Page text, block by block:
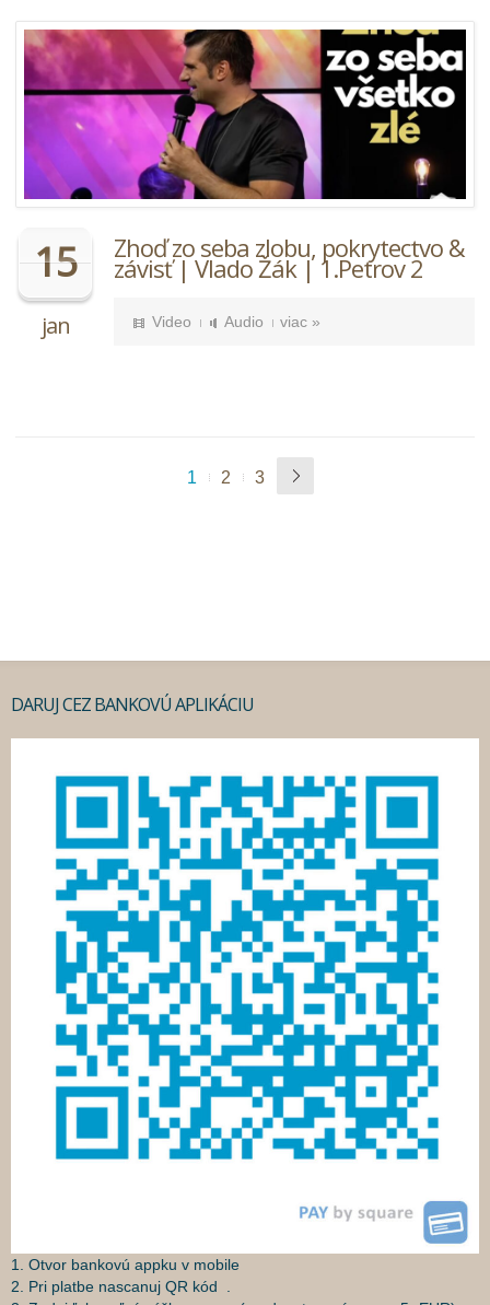
15
jan
Zhoď zo seba zlobu, pokrytectvo &
závisť | Vlado Žák | 1.Petrov 2
Video Audio viac »
1 2 3
DARUJ CEZ BANKOVÚ APLIKÁCIU
1. Otvor bankovú appku v mobile
2. Pri platbe nascanuj QR kód .